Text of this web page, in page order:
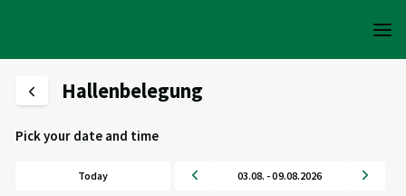
Hallenbelegung
Pick your date and time
Today 03.08. - 09.08.2026